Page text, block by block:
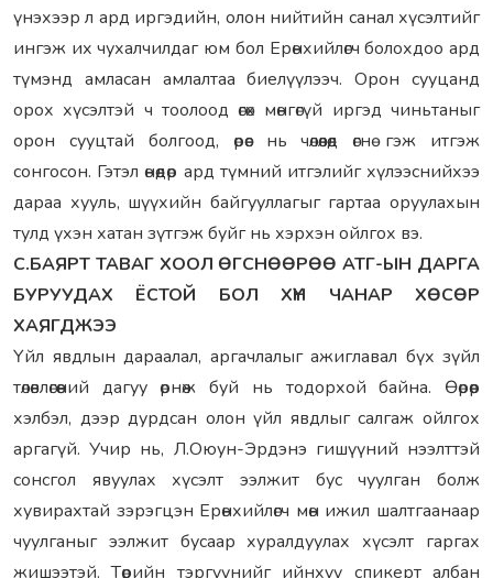
үнэхээр л ард иргэдийн, олон нийтийн санал хүсэлтийг
ингэж их чухалчилдаг юм бол Ерөнхийлөгч болохдоо ард
түмэнд амласан амлалтаа биелүүлээч. Орон сууцанд
орох хүсэлтэй ч тоолоод өгөх мөнгөгүй иргэд чиньтаныг
орон сууцтай болгоод, өрөөс нь чөлөөлөөд өгнө гэж итгэж
сонгосон. Гэтэл өнөөдөр ард түмний итгэлийг хүлээснийхээ
дараа хууль, шүүхийн байгууллагыг гартаа оруулахын
тулд үхэн хатан зүтгэж буйг нь хэрхэн ойлгох вэ.
С.БАЯРТ ТАВАГ ХООЛ ӨГСНӨӨРӨӨ АТГ-ЫН ДАРГА
БУРУУДАХ ЁСТОЙ БОЛ ХҮН ЧАНАР ХӨСӨР
ХАЯГДЖЭЭ
Үйл явдлын дараалал, аргачлалыг ажиглавал бүх зүйл
төлөвлөгөөний дагуу өрнөж буй нь тодорхой байна. Өөрөөр
хэлбэл, дээр дурдсан олон үйл явдлыг салгаж ойлгох
аргагүй. Учир нь, Л.Оюун-Эрдэнэ гишүүний нээлттэй
сонсгол явуулах хүсэлт ээлжит бус чуулган болж
хувирахтай зэрэгцэн Ерөнхийлөгч мөн ижил шалтгаанаар
чуулганыг ээлжит бусаар хуралдуулах хүсэлт гаргах
жишээтэй. Төрийн тэргүүнийг ийнхүү спикерт албан